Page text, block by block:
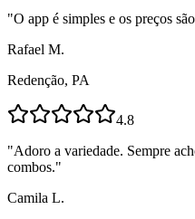
"O app é simples e os preços
Rafael M.
Redenção, PA
4.8
"Adoro a variedade. Sempre
combos."
Camila L.